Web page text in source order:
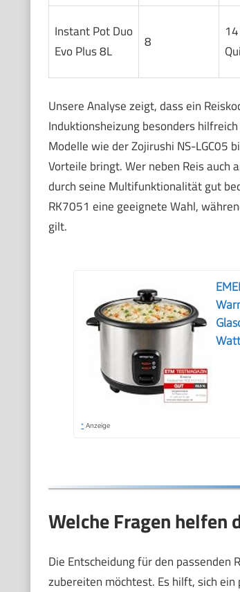
Instant Pot Duo
Evo Plus 8L
8
Unsere Analyse zeigt, dass ein
Induktionsheizung besonders
Modelle wie der Zojirushi NS-LGC05
Vorteile bringt. Wer neben Reis auch
durch seine Multifunktionalität gut
RK7051 eine geeignete Wahl,
gilt.
* Anzeige
Welche Fragen helfen
Die Entscheidung für den
zubereiten möchtest. Es hilft, sich